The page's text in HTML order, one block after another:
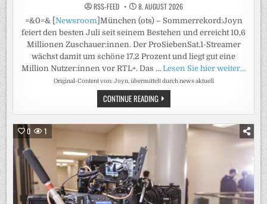
RSS-FEED 8. AUGUST 2026
=&0=& [ Newsroom ]München (ots) – Sommerrekord:Joyn
feiert den besten Juli seit seinem Bestehen und erreicht 10,6
Millionen Zuschauer:innen. Der ProSiebenSat.1-Streamer
wächst damit um schöne 17,2 Prozent und liegt gut eine
Million Nutzer:innen vor RTL+. Das … Lesen Sie hier weiter…
Original-Content von: Joyn, übermittelt durch news aktuell
CONTINUE READINGEIN
SOMMER-
STREAMING-
JOYN
GESCHICHTE
0 1